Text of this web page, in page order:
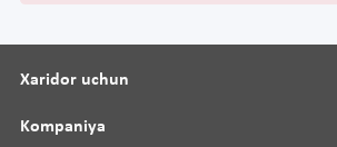
Xaridor uchun
Kompaniya